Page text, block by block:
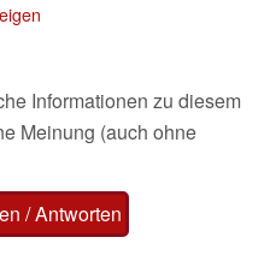
Informationen zu diesem
Meinung (auch ohne
/ Antworten